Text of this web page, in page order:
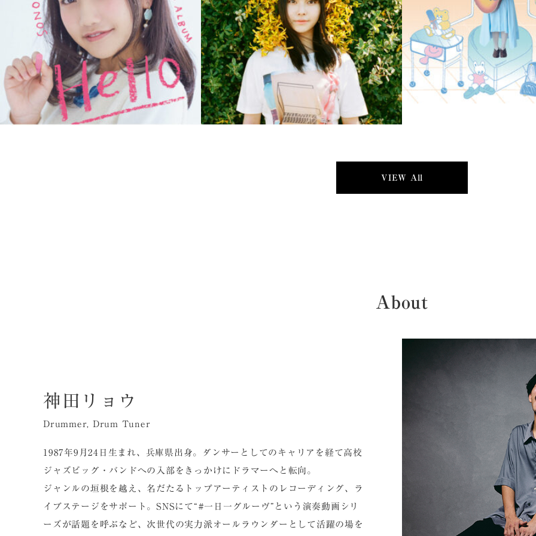
VIEW All
about
神田リョウ
Drummer, Drum Tuner
1987年9月24日生まれ、兵庫県出身。ダンサーとしてのキャリアを経て高校
ジャズビッグ・バンドへの入部をきっかけにドラマーへと転向。
ジャンルの垣根を越え、名だたるトップアーティストのレコーディング、ラ
イブステージをサポート。SNSにて“#一日一グルーヴ”という演奏動画シリ
ーズが話題を呼ぶなど、次世代の実力派オールラウンダーとして活躍の場を